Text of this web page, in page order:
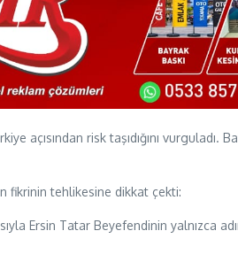
risk taşıdığını vurguladı.
fikrinin tehlikesine dikkat çekti:
Ersin Tatar Beyefendinin yalnızca